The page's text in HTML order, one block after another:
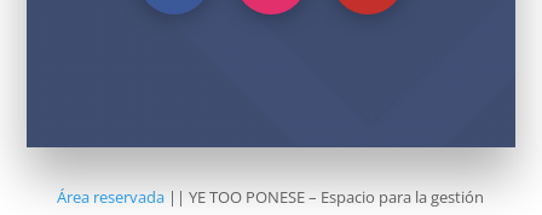
Área reservada || YE TOO PONESE – Espacio para la gestión